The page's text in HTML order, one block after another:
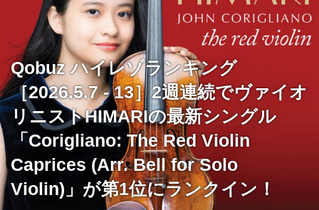
Qobuz ハイレゾランキング
［2026.5.7 - 13］2週連続でヴァイオ
リニストHIMARIの最新シングル
「Corigliano: The Red Violin
Caprices (Arr. Bell for Solo
Violin)」が第1位にランクイン！